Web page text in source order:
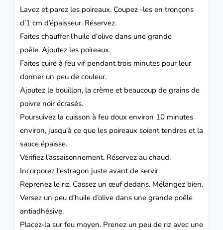
Lavez et parez les poireaux. Coupez -les en tronçons
d’1 cm d’épaisseur. Réservez.
Faites chauffer l'huile d'olive dans une grande
poêle. Ajoutez les poireaux.
Faites cuire à feu vif pendant trois minutes pour leur
donner un peu de couleur.
Ajoutez le bouillon, la crème et beaucoup de grains de
poivre noir écrasés.
Poursuivez la cuisson à feu doux environ 10 minutes
environ, jusqu'à ce que les poireaux soient tendres et la
sauce épaisse.
Vérifiez l’assaisonnement. Réservez au chaud.
Incorporez l'estragon juste avant de servir.
Reprenez le riz. Cassez un œuf dedans. Mélangez bien.
Versez un peu d’huile d’olive dans une grande poêle
antiadhésive.
Placez-la sur feu moyen. Prenez un peu de riz avec une